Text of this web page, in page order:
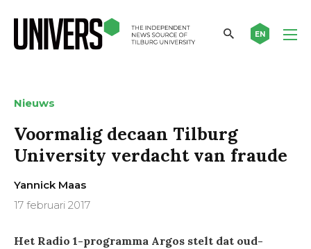
EN
Nieuws
Voormalig decaan Tilburg
University verdacht van fraude
Yannick Maas
17 februari 2017
Het Radio 1-programma Argos stelt dat oud-